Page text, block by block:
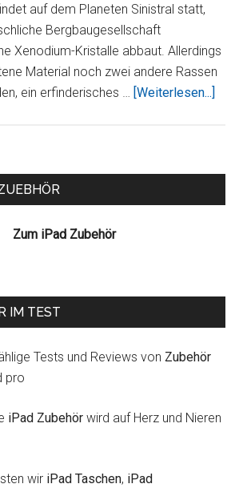
Rätsel
auf dem Planeten Sinistral statt,
Bergbaugesellschaft
Xenodium-Kristalle abbaut. Allerdings
Material noch zwei andere Rassen
ein erfinderisches … [Weiterlesen...]
HD
Zum iPad Zubehör
IM TEST
Tests und Reviews von Zubehör
pro
iPad Zubehör wird auf Herz und Nieren
wir iPad Taschen, iPad